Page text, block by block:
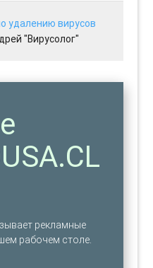
удалению вирусов
"Вирусолог"
рекламные
рабочем столе.